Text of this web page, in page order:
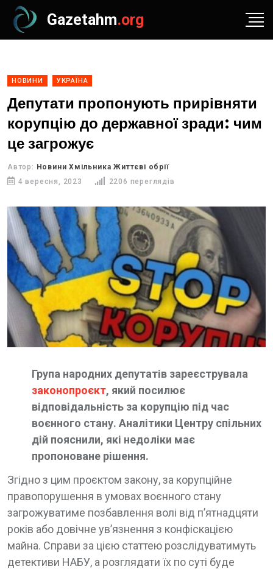
Gazetahm.org
НОВИНИ УКРАЇНА
Депутати пропонують прирівняти
корупцію до державної зради: чим
це загрожує
Автор: Новини Хмільника Життєві обрії
4 вересня, 2023
2206 переглядів
Група народних депутатів зареєструвала
законопроєкт, який посилює
відповідальність за корупцію під час
воєнного стану. Аналітики Центру спільних
дій пояснили, які недоліки має
пропоноване рішення.
Згідно з цим проєктом закону, за корупційне
правопорушення в умовах воєнного стану
загрожуватиме позбавлення волі від п’ятнадцяти
років або довічне увʼязнення з конфіскацією
майна. Справи за цією статтею розслідуватимуть
детективи НАБУ, а розглядати їх по суті буде